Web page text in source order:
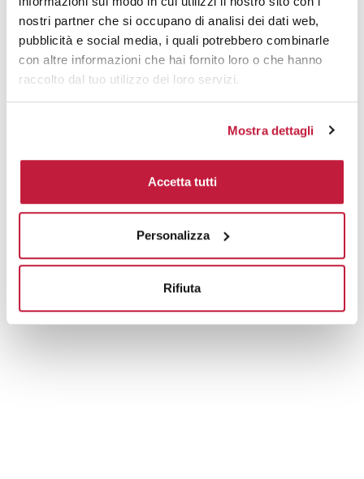
nostri partner che si occupano di analisi dei dati web,
pubblicità e social media, i quali potrebbero combinarle
con altre informazioni che hai fornito loro o che hanno
raccolto dal tuo utilizzo dei loro servizi.
Mostra dettagli
Accetta tutti
Personalizza
Rifiuta
Prodotti alternativi